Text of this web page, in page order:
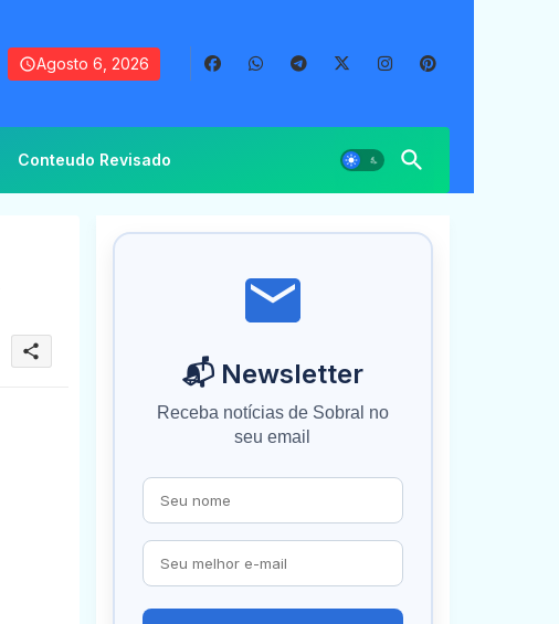
Agosto 6, 2026
Conteudo Revisado
share
📬 Newsletter
Receba notícias de Sobral no
seu email